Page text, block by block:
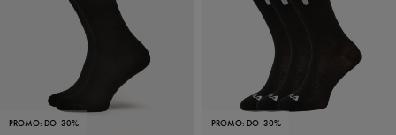
PROMO: DO -30% PROMO: DO -30%